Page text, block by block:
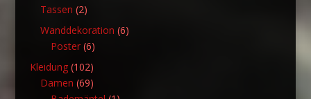
Tassen 22
Produkte
Wanddekoration 66
Poster 66
Produkte
Kleidung 102102
Produkte
Damen 6969